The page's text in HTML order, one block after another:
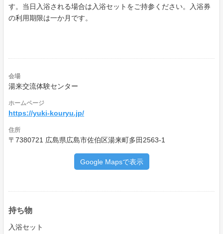
す。当日入浴される場合は入浴セットをご持参ください。入浴券
の利用期限は一か月です。
会場
湯来交流体験センター
ホームページ
https://yuki-kouryu.jp/
住所
〒7380721 広島県広島市佐伯区湯来町多田2563-1
Google Mapsで表示
持ち物
入浴セット